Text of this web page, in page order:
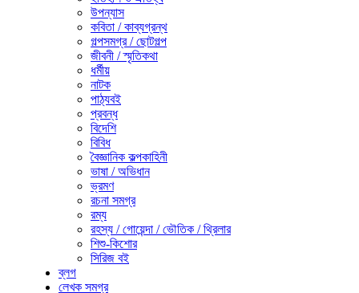
উপন্যাস
কবিতা / কাব্যগ্রন্থ
গল্পসমগ্র / ছোটগল্প
জীবনী / স্মৃতিকথা
ধর্মীয়
নাটক
পাঠ্যবই
প্রবন্ধ
বিদেশি
বিবিধ
বৈজ্ঞানিক কল্পকাহিনী
ভাষা / অভিধান
ভ্রমণ
রচনা সমগ্র
রম্য
রহস্য / গোয়েন্দা / ভৌতিক / থ্রিলার
শিশু-কিশোর
সিরিজ বই
ব্লগ
লেখক সমগ্র